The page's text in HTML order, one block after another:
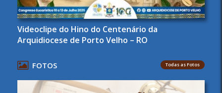
Videoclipe do Hino do Centenário da
Arquidiocese de Porto Velho – RO
FOTOS Todas as Fotos